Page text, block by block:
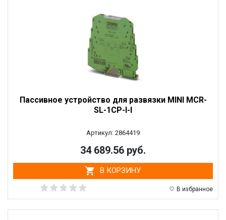
Пассивное устройство для развязки MINI MCR-
SL-1CP-I-I
Артикул: 2864419
34 689.56 руб.
В КОРЗИНУ
В избранное